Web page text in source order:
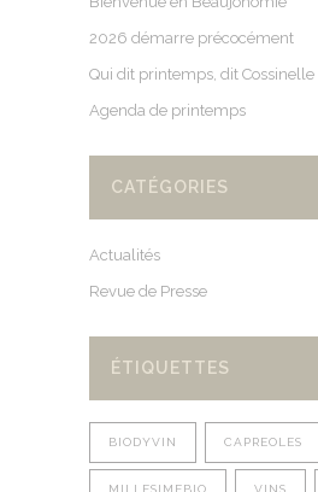
2026 démarre précocément
Qui dit printemps, dit Cossinelle
Agenda de printemps
CATÉGORIES
Actualités
Revue de Presse
ÉTIQUETTES
BIODYVIN CAPREOLES
MILLESIMEBIO VINS